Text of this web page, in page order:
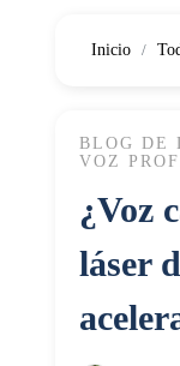
Inicio
BLOG DE
VOZ
¿Voz
láser